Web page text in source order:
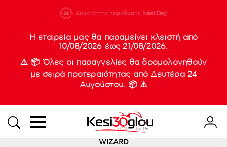
933
Δυνατότητα παράδοσης Next Day
Νέες
Η εταιρεία μας θα παραμείνει κλειστή από
10/08/2026 έως 21/08/2026.
⚠️ 📦 Όλες οι παραγγελίες θα δρομολογηθούν
με σειρά προτεραιότητας από Δευτέρα 24
Αυγούστου. 📦 ⚠️
WIZARD